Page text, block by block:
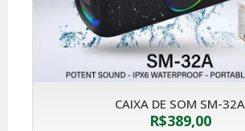
CAIXA DE SOM SM-32A
R$389,00